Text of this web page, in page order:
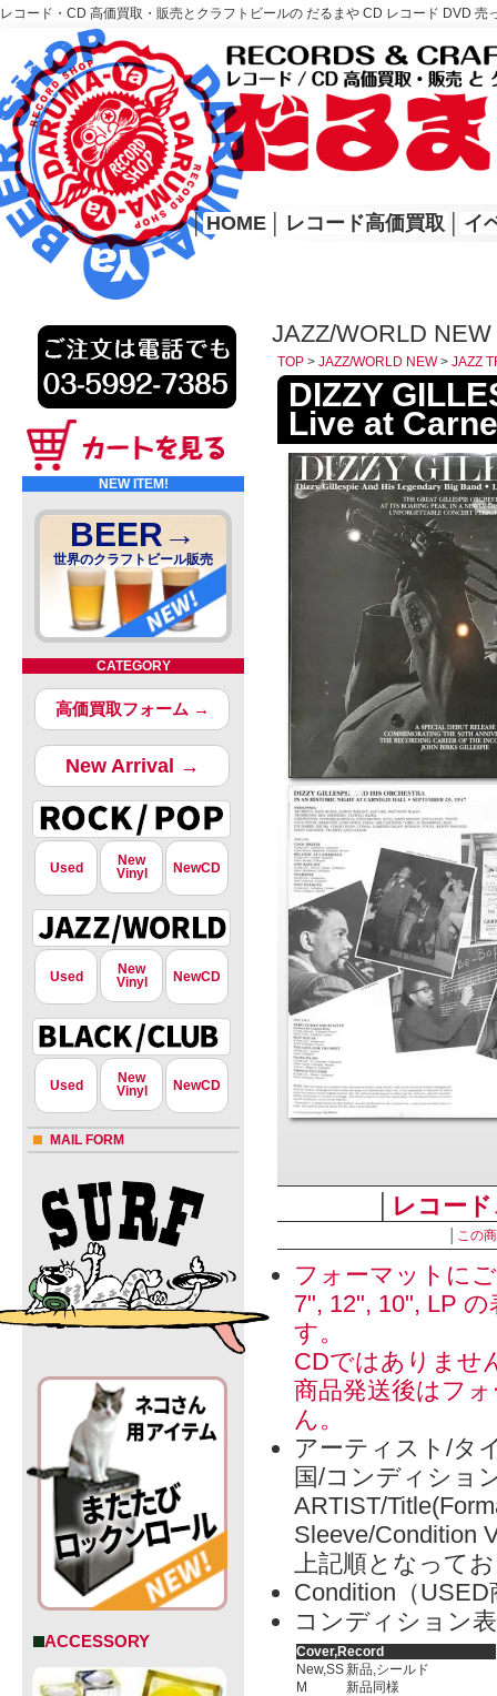
レコード・CD 高価買取・販売とクラフトビールの だるまや CD レコード DVD
レコード高価買取はこちら
HOME
│ HOME レコード高価買取 イ
NEW ITEM!
BEER→
世界のクラフトビール販売
CATEGORY
高価買取フォーム →
New Arrival →
Used
New
Vinyl
NewCD
Used
New
Vinyl
NewCD
Used
New
Vinyl
NewCD
MAIL FORM
ACCESSORY
JAZZ/WORLD
TOP > JAZZ/WORLD NEW> JAZZ
DIZZY
Live at
» 特定商取引法に
レコー
この
フォーマットに
7", 12", 10", LP
す。
CDではありませ
商品発送後はフ
ん。
アーティスト/タ
国/コンディショ
ARTIST/
Sleeve/Condition
上記順となって
Condition（
コンディション
Cover,Record
New,SS新品,シールド
M
新品同様